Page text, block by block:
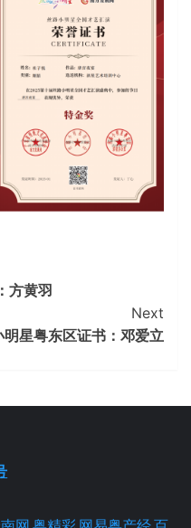
方黄羽
Next
星粤东区证书：邓爱立
网 粤精彩 网易粤产经百